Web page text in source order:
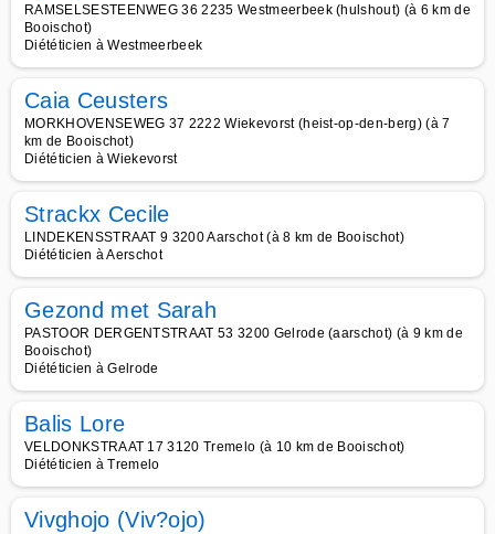
RAMSELSESTEENWEG 36 2235 Westmeerbeek (hulshout) (à 6 km de
Booischot)
Diététicien à Westmeerbeek
Caia Ceusters
MORKHOVENSEWEG 37 2222 Wiekevorst (heist-op-den-berg) (à 7
km de Booischot)
Diététicien à Wiekevorst
Strackx Cecile
LINDEKENSSTRAAT 9 3200 Aarschot (à 8 km de Booischot)
Diététicien à Aerschot
Gezond met Sarah
PASTOOR DERGENTSTRAAT 53 3200 Gelrode (aarschot) (à 9 km de
Booischot)
Diététicien à Gelrode
Balis Lore
VELDONKSTRAAT 17 3120 Tremelo (à 10 km de Booischot)
Diététicien à Tremelo
Vivghojo (Viv?ojo)